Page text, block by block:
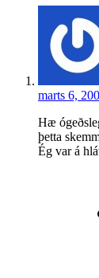
marts 6,
Hæ
þetta
Ég var á